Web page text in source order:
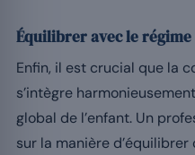
Équilibrer avec le
Enfin, il est crucial que la
s’intègre
global de l’enfant. Un
sur la manière